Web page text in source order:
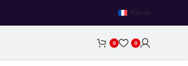
French
0 0